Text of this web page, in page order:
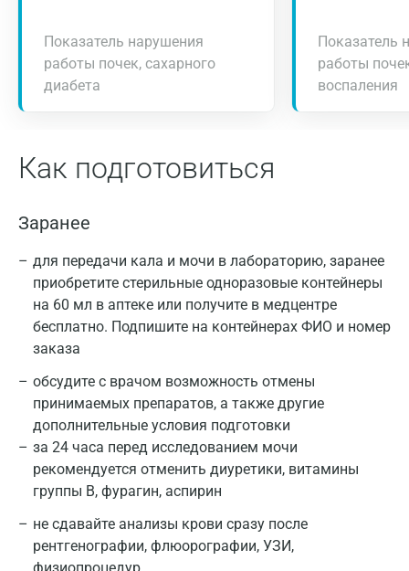
Показатель нарушения
работы почек, сахарного
диабета
Показатель
работы
воспаления
Как подготовиться
Заранее
для передачи кала и мочи в лабораторию, заранее
приобретите стерильные одноразовые контейнеры
на 60 мл в аптеке или получите в медцентре
бесплатно. Подпишите на контейнерах ФИО и номер
заказа
обсудите с врачом возможность отмены
принимаемых препаратов, а также другие
дополнительные условия подготовки
за 24 часа перед исследованием мочи
рекомендуется отменить диуретики, витамины
группы В, фурагин, аспирин
не сдавайте анализы крови сразу после
рентгенографии, флюорографии, УЗИ,